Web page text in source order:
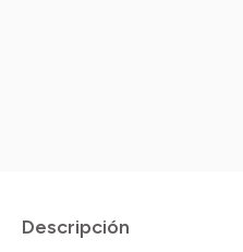
Descripción